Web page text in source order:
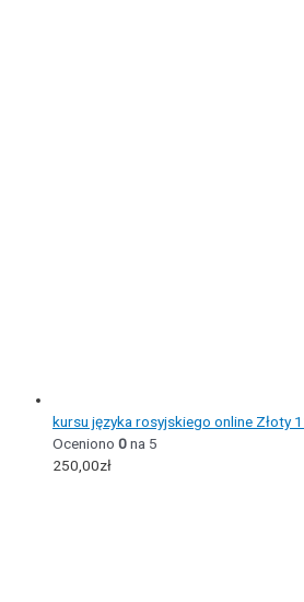
kursu języka rosyjskiego online Złoty
Oceniono 0na 5
250,00zł